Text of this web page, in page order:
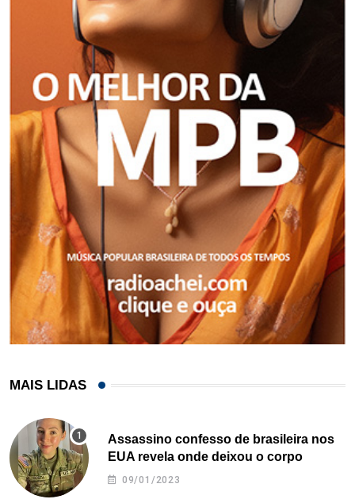
MAIS LIDAS
Assassino confesso de brasileira nos
EUA revela onde deixou o corpo
09/01/2023